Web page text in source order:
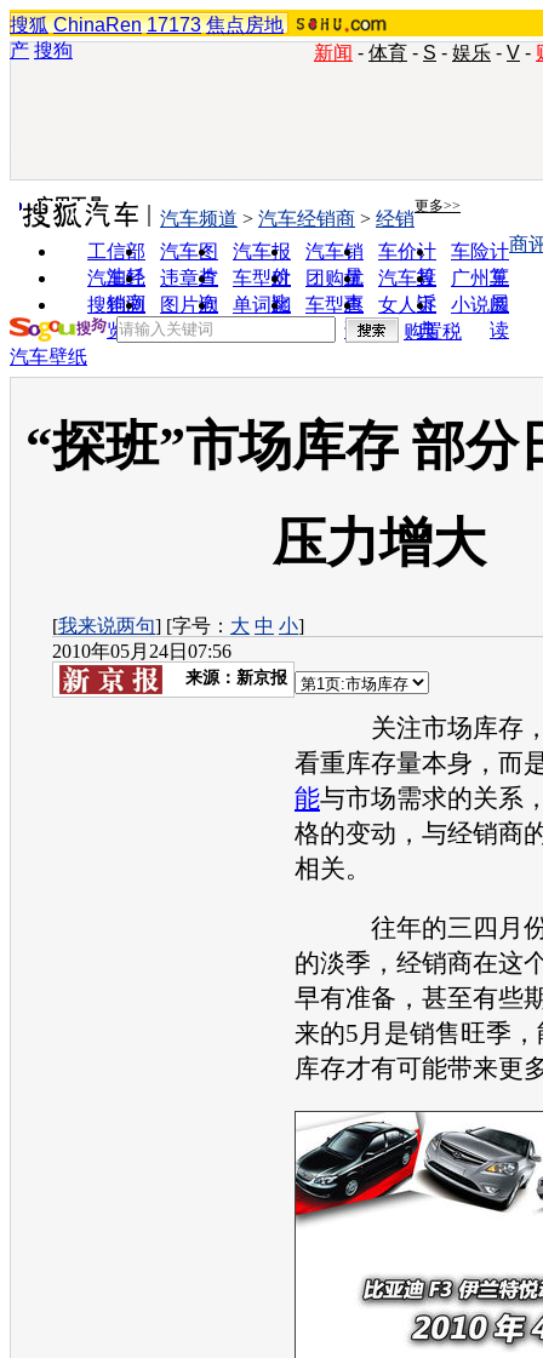
搜狐 ChinaRen 17173 焦点房地
产 搜狗 新闻 - 体育 - S - 娱乐 - V -
实用工具 更多>>
工信部
油耗
汽车图
片
汽车报
价
汽车销
量
车价计
算
车险计
算
汽车经
销商
违章查
询
车型对
比
团购优
惠
汽车投
诉
广州车
展
搜狗浏
览器
图片欣
赏
单词翻
车型查
询
女人宝
典
小说阅
读
汽车频道 > 汽车经销商 > 经销
商
购置税
汽车壁纸
“探班”市场库存 部分
压力增大
[我来说两句] [字号： 大 中 小]
2010年05月24日07:56
来源： 新京报
关注市场库存，
看重库存量本身，而
能与市场需求的关系
格的变动，与经销商
相关。
往年的三四月份
的淡季，经销商在这
早有准备，甚至有些
来的5月是销售旺季
库存才有可能带来更